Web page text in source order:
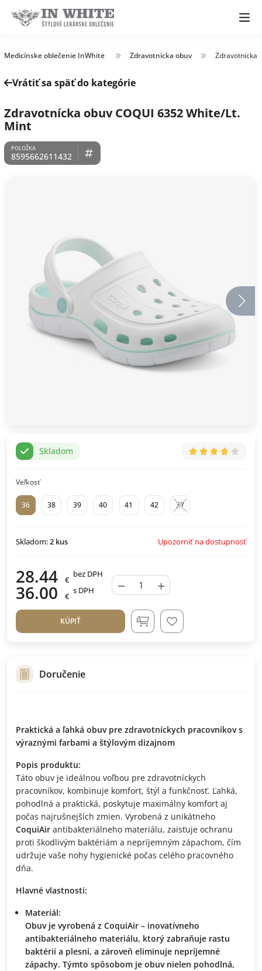
Medicínske oblečenie InWhite Zdravotnícka obuv Zdravotnícka
Vrátiť sa späť do kategórie
Zdravotnícka obuv COQUI 6352 White/Lt.
Mint
8595662611432
Skladom
Veľkosť
36 38 39 40 41 42 37
Skladom:2 kus Upozorniť na dostupnosť
28.44 €
bez DPH
36.00 €
s DPH − +
KÚPIŤ
Doručenie
Praktická a ľahká obuv pre zdravotníckych pracovníkov s
výraznými farbami a štýlovým dizajnom
Popis produktu:
Táto obuv je ideálnou voľbou pre zdravotníckych
pracovníkov, kombinuje komfort, štýl a funkčnosť. Ľahká,
pohodlná a praktická, poskytuje maximálny komfort aj
počas najrušnejších zmien. Vyrobená z unikátneho
CoquiAir antibakteriálneho materiálu, zaisťuje ochranu
proti škodlivým baktériám a nepríjemným zápachom, čím
udržuje vaše nohy hygienické počas celého pracovného
dňa.
Hlavné vlastnosti:
Materiál:
Obuv je vyrobená z CoquiAir – inovatívneho
antibakteriálneho materiálu, ktorý zabraňuje rastu
baktérií a plesní, a zároveň eliminuje nepríjemné
zápachy. Týmto spôsobom je obuv nielen pohodlná,